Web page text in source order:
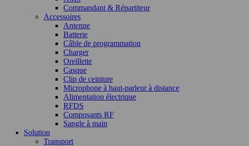
Commandant & Répartiteur
Accessoires
Antenne
Batterie
Câble de programmation
Charger
Oreillette
Casque
Clip de ceinture
Microphone à haut-parleur à distance
Alimentation électrique
RFDS
Composants RF
Sangle à main
Solution
Transport